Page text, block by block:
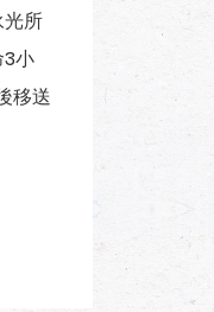
所
小
移送